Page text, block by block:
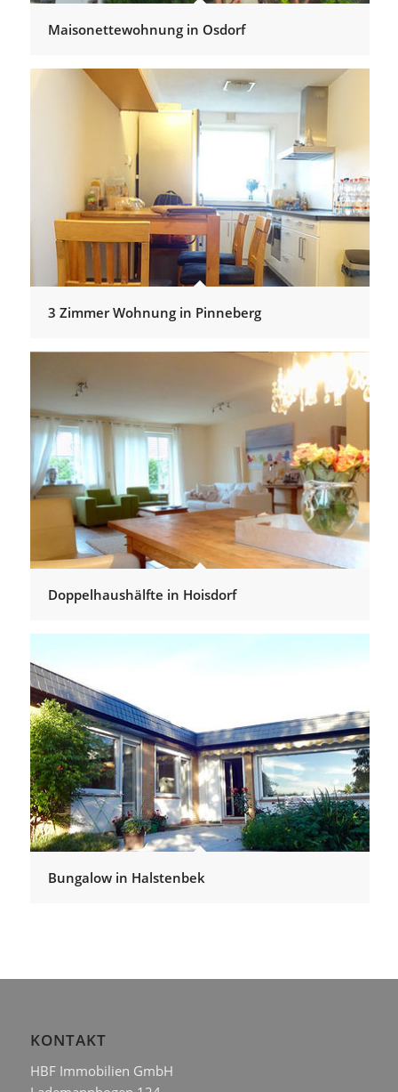
Maisonettewohnung in Osdorf
3 Zimmer Wohnung in Pinneberg
Doppelhaushälfte in Hoisdorf
Bungalow in Halstenbek
KONTAKT
HBF Immobilien GmbH